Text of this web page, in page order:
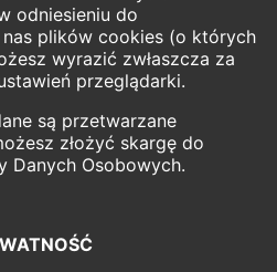
odniesieniu do
plików cookies (o których
wyrazić zwłaszcza za
przeglądarki.
są przetwarzane
złożyć skargę do
Danych Osobowych.